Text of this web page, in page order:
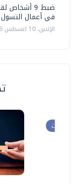
في أعمال التسول
الإثنين، 10 اغسطس 2026 12:08 م
وحوارات